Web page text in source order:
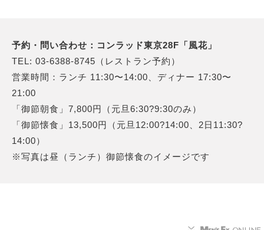
予約・問い合わせ：コンラッド東京28F「風花」
TEL: 03-6388-8745（レストラン予約）
営業時間：ランチ 11:30〜14:00、ディナー 17:30〜
21:00
「御節朝食」7,800円（元旦6:30?9:30のみ）
「御節懐食」13,500円（元旦12:00?14:00、2日11:30?
14:00）
※写真は昼（ランチ）御節懐食のイメージです